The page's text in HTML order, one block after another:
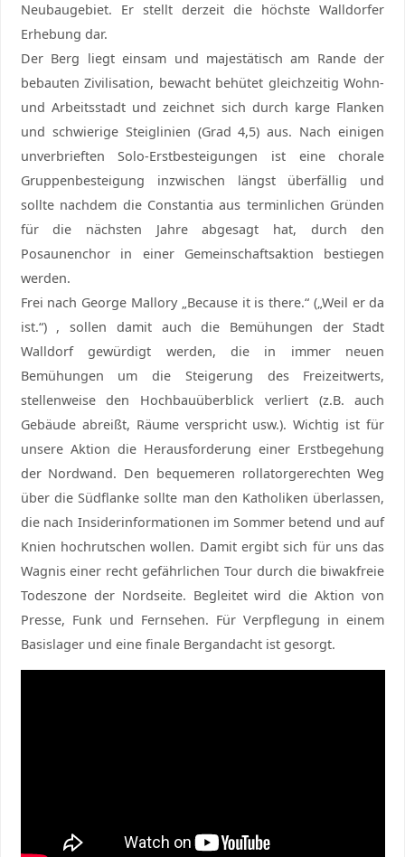
Neubaugebiet. Er stellt derzeit die höchste Walldorfer
Erhebung dar.
Der Berg liegt einsam und majestätisch am Rande der
bebauten Zivilisation, bewacht behütet gleichzeitig Wohn-
und Arbeitsstadt und zeichnet sich durch karge Flanken
und schwierige Steiglinien (Grad 4,5) aus. Nach einigen
unverbrieften Solo-Erstbesteigungen ist eine chorale
Gruppenbesteigung inzwischen längst überfällig und
sollte nachdem die Constantia aus terminlichen Gründen
für die nächsten Jahre abgesagt hat, durch den
Posaunenchor in einer Gemeinschaftsaktion bestiegen
werden.
Frei nach George Mallory „Because it is there.“ („Weil er da
ist.“) , sollen damit auch die Bemühungen der Stadt
Walldorf gewürdigt werden, die in immer neuen
Bemühungen um die Steigerung des Freizeitwerts,
stellenweise den Hochbauüberblick verliert (z.B. auch
Gebäude abreißt, Räume verspricht usw.). Wichtig ist für
unsere Aktion die Herausforderung einer Erstbegehung
der Nordwand. Den bequemeren rollatorgerechten Weg
über die Südflanke sollte man den Katholiken überlassen,
die nach Insiderinformationen im Sommer betend und auf
Knien hochrutschen wollen. Damit ergibt sich für uns das
Wagnis einer recht gefährlichen Tour durch die biwakfreie
Todeszone der Nordseite. Begleitet wird die Aktion von
Presse, Funk und Fernsehen. Für Verpflegung in einem
Basislager und eine finale Bergandacht ist gesorgt.